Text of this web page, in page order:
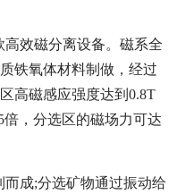
效磁分离设备。磁系全
铁氧体材料制做，经过
高磁感应强度达到0.8T
，分选区的磁场力可达
成;分选矿物通过振动给